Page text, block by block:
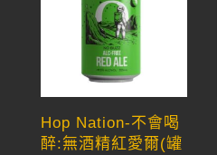
Hop Nation-不會喝
醉:無酒精紅愛爾(罐